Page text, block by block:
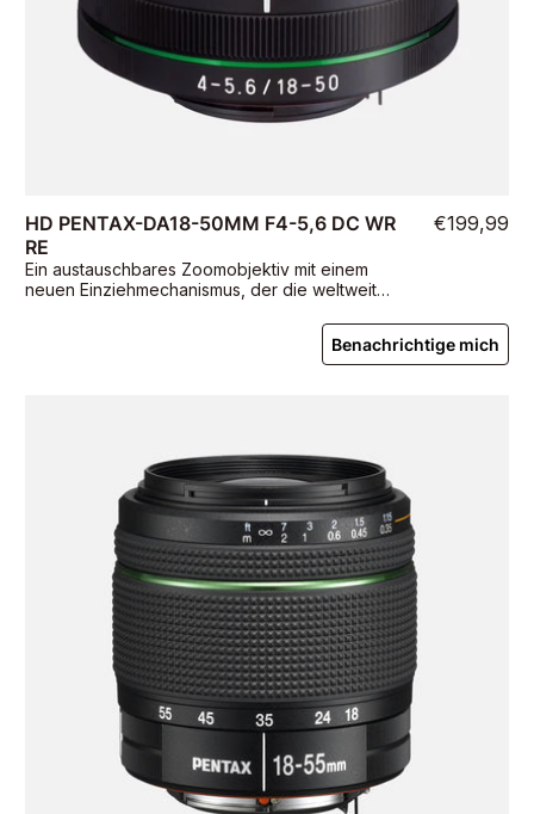
HD PENTAX-DA18-50MM F4-5,6 DC WR
RE
Ein austauschbares Zoomobjektiv mit einem
neuen Einziehmechanismus, der die weltweit
€199,99
Benachrichtige mich